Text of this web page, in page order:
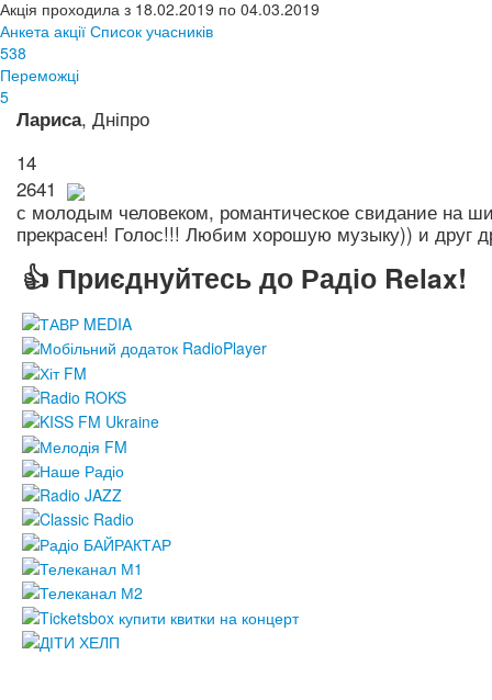
Акція проходила з 18.02.2019 по 04.03.2019
Анкета акції Список учасників
538
Переможці
5
Лариса, Дніпро
14
2641
с молодым человеком, романтическое свидание на
прекрасен! Голос!!! Любим хорошую музыку)) и друг
👍 Приєднуйтесь до Радіо Relax!